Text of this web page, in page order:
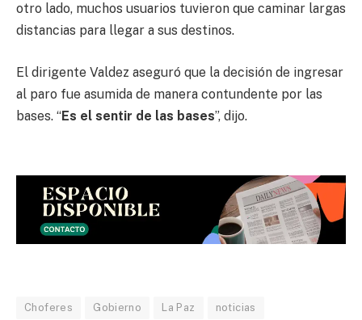
otro lado, muchos usuarios tuvieron que caminar largas
distancias para llegar a sus destinos.
El dirigente Valdez aseguró que la decisión de ingresar
al paro fue asumida de manera contundente por las
bases. “Es el sentir de las bases”, dijo.
Choferes Gobierno La Paz noticias